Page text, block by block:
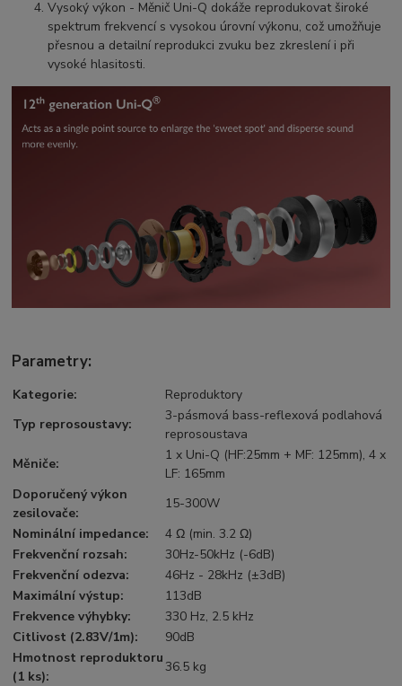
Vysoký výkon - Měnič Uni-Q dokáže reprodukovat široké
spektrum frekvencí s vysokou úrovní výkonu, což umožňuje
přesnou a detailní reprodukci zvuku bez zkreslení i při
vysoké hlasitosti.
Parametry:
Kategorie:
Reproduktory
Typ reprosoustavy:
3-pásmová bass-reflexová podlahová
reprosoustava
Měniče:
1 x Uni-Q (HF:25mm + MF: 125mm), 4 x
LF: 165mm
Doporučený výkon
zesilovače:
15-300W
Nominální impedance:
4 Ω (min. 3.2 Ω)
Frekvenční rozsah:
30Hz-50kHz (-6dB)
Frekvenční odezva:
46Hz - 28kHz (±3dB)
Maximální výstup:
113dB
Frekvence výhybky:
330 Hz, 2.5 kHz
Citlivost (2.83V/1m):
90dB
Hmotnost reproduktoru
(1 ks):
36.5 kg